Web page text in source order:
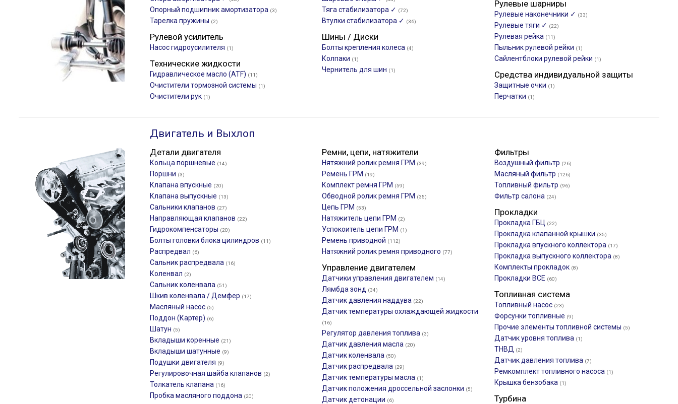
Опорный подшипник амортизатора (3)
Тарелка пружины (2)
Тяга стабилизатора ✓ (72)
Втулки стабилизатора ✓ (36)
Рулевые шарниры
Рулевые наконечники ✓ (33)
Рулевые тяги ✓ (22)
Рулевая рейка (11)
Пыльник рулевой рейки (1)
Сайлентблоки рулевой рейки (1)
Рулевой усилитель
Насос гидроусилителя (1)
Шины / Диски
Болты крепления колеса (4)
Колпаки (1)
Чернитель для шин (1)
Технические жидкости
Гидравлическое масло (ATF) (11)
Очистители тормозной системы (1)
Очистители рук (1)
Средства индивидуальной защиты
Защитные очки (1)
Перчатки (1)
Двигатель и Выхлоп
Детали двигателя
Кольца поршневые (14)
Поршни (3)
Клапана впускные (20)
Клапана выпускные (13)
Сальники клапанов (27)
Направляющая клапанов (22)
Гидрокомпенсаторы (20)
Болты головки блока цилиндров (11)
Распредвал (6)
Сальник распредвала (16)
Коленвал (2)
Сальник коленвала (51)
Шкив коленвала / Демфер (17)
Масляный насос (5)
Поддон (Картер) (6)
Шатун (5)
Вкладыши коренные (21)
Вкладыши шатунные (9)
Подушки двигателя (9)
Регулировочная шайба клапанов (2)
Толкатель клапана (16)
Пробка масляного поддона (20)
Ремни, цепи, натяжители
Нятяжний ролик ремня ГРМ (39)
Ремень ГРМ (19)
Комплект ремня ГРМ (59)
Обводной ролик ремня ГРМ (35)
Цепь ГРМ (53)
Натяжитель цепи ГРМ (2)
Успокоитель цепи ГРМ (1)
Ремень приводной (112)
Натяжний ролик ремня приводного (77)
Фильтры
Воздушный фильтр (26)
Масляный фильтр (126)
Топливный фильтр (96)
Фильтр салона (24)
Прокладки
Прокладка ГБЦ (22)
Прокладка клапанной крышки (35)
Прокладка впускного коллектора (17)
Прокладка выпускного коллектора (8)
Комплекты прокладок (8)
Прокладки ВСЕ (60)
Управление двигателем
Датчики управления двигателем (14)
Лямбда зонд (34)
Датчик давления наддува (22)
Датчик температуры охлаждающей жидкости
(16)
Регулятор давления топлива (3)
Датчик давления масла (20)
Датчик коленвала (50)
Датчик распредвала (29)
Датчик температуры масла (1)
Датчик положения дроссельной заслонки (5)
Датчик детонации (6)
Топливная система
Топливный насос (23)
Форсунки топливные (9)
Прочие элементы топливной системы (5)
Датчик уровня топлива (1)
ТНВД (2)
Датчик давления топлива (7)
Ремкомплект топливного насоса (1)
Крышка бензобака (1)
Турбина